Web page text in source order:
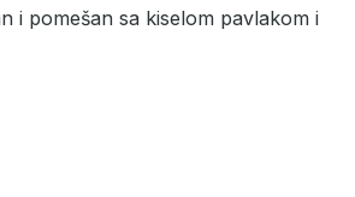
i pomešan sa kiselom pavlakom i